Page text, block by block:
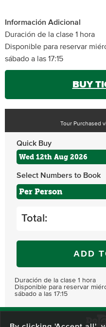
Información Adicional
Duración de la clase 1 hora
Disponible para reservar
sábado a las 17:15
BUY
Tour Purchased
Quick Buy
Select Numbers to Book
Per Person
Total:
ADD
Duración de la clase 1 hora
Disponible para reservar
sábado a las 17:15